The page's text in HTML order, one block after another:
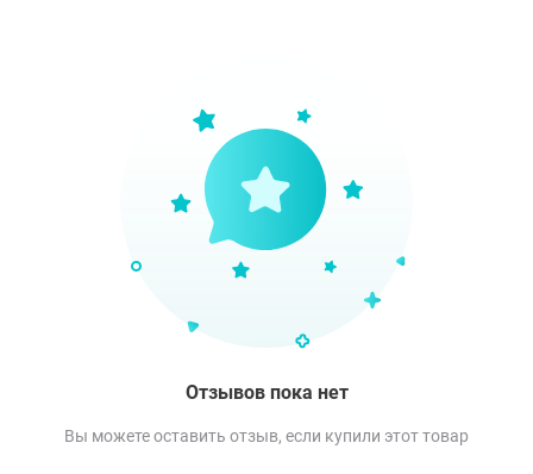
Отзывов пока нет
Вы можете оставить отзыв, если купили этот товар